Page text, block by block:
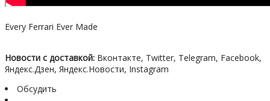
Every Ferrari Ever Made
Новости с доставкой: Вконтакте, Twitter, Telegram, Facebook,
Яндекс.Дзен, Яндекс.Новости, Instagram
Обсудить